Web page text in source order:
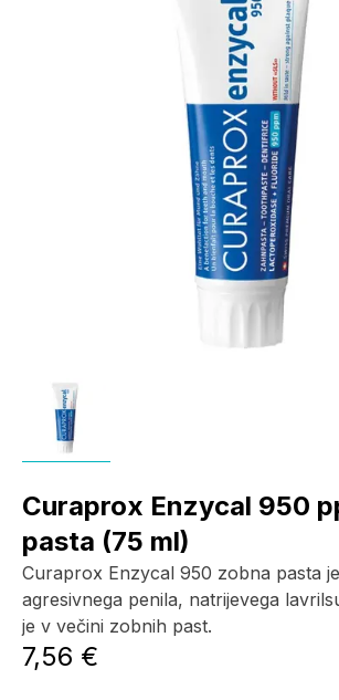
Curaprox Enzycal 950
pasta (75 ml)
Curaprox Enzycal 950 zobna pasta
agresivnega penila, natrijevega
je v večini zobnih past.
7,56 €